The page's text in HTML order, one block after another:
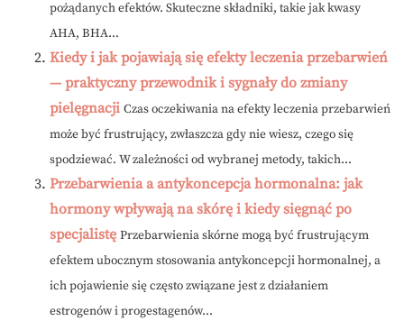
pożądanych efektów. Skuteczne składniki, takie jak kwasy
AHA, BHA...
Kiedy i jak pojawiają się efekty leczenia przebarwień
— praktyczny przewodnik i sygnały do zmiany
pielęgnacji Czas oczekiwania na efekty leczenia przebarwień
może być frustrujący, zwłaszcza gdy nie wiesz, czego się
spodziewać. W zależności od wybranej metody, takich...
Przebarwienia a antykoncepcja hormonalna: jak
hormony wpływają na skórę i kiedy sięgnąć po
specjalistę Przebarwienia skórne mogą być frustrującym
efektem ubocznym stosowania antykoncepcji hormonalnej, a
ich pojawienie się często związane jest z działaniem
estrogenów i progestagenów...